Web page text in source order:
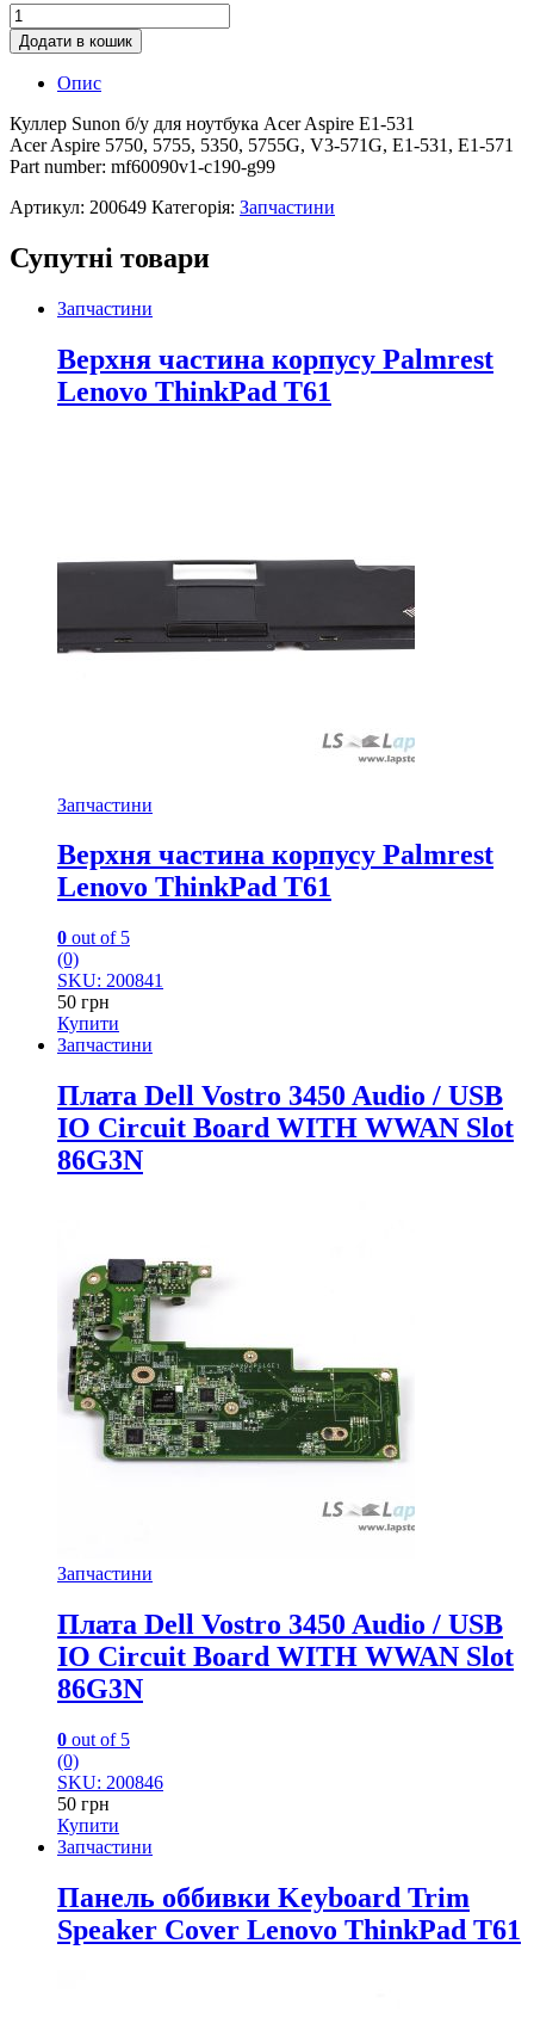
Додати в кошик
Опис
Куллер Sunon б/у для ноутбука Acer Aspire E1-531
Acer Aspire 5750, 5755, 5350, 5755G, V3-571G, E1-531, E1-571
Part number: mf60090v1-c190-g99
Артикул: 200649 Категорія: Запчастини
Супутні товари
Запчастини
Верхня частина корпусу Palmrest
Lenovo ThinkPad T61
Запчастини
Верхня частина корпусу Palmrest
Lenovo ThinkPad T61
0 out of 5
(0)
SKU: 200841
50 грн
Купити
Запчастини
Плата Dell Vostro 3450 Audio / USB
IO Circuit Board WITH WWAN Slot
86G3N
Запчастини
Плата Dell Vostro 3450 Audio / USB
IO Circuit Board WITH WWAN Slot
86G3N
0 out of 5
(0)
SKU: 200846
50 грн
Купити
Запчастини
Панель оббивки Keyboard Trim
Speaker Cover Lenovo ThinkPad T61